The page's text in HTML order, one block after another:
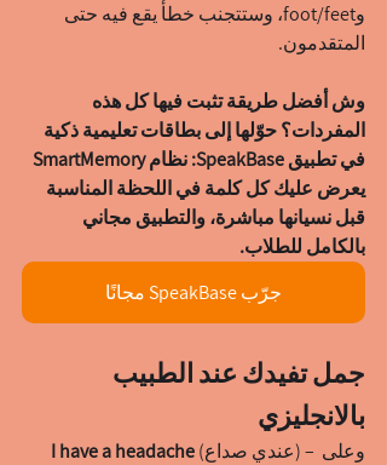
وfoot/feet، وستتجنب خطأ يقع فيه حتى
المتقدمون.
وش أفضل طريقة تثبت فيها كل هذه
المفردات؟ حوّلها إلى بطاقات تعليمية ذكية
يعرض عليك كل كلمة في اللحظة المناسبة
قبل نسيانها مباشرة، والتطبيق مجاني
بالكامل للطلاب.
جرّب SpeakBase مجانًا
جمل تفيدك عند الطبيب
بالانجليزي
I have a headache (عندي صداع) – وعلى